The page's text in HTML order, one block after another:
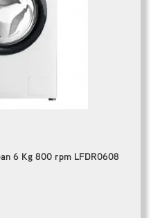
6 Kg 800 rpm LFDR0608